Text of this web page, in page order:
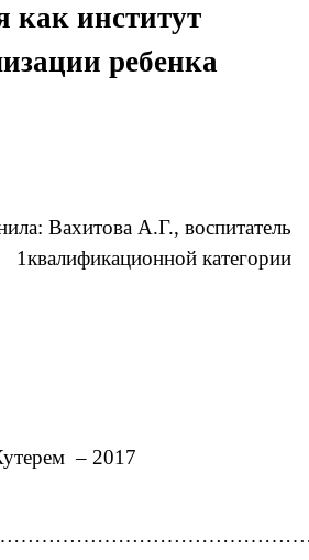
как институт
ребенка
Вахитова А.Г., воспитатель
1квалификационной категории
– 2017